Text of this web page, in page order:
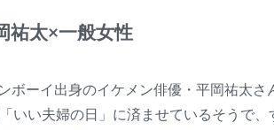
祐太×一般女性
ボーイ出身のイケメン俳優・平岡祐太
いい夫婦の日」に済ませているそうで